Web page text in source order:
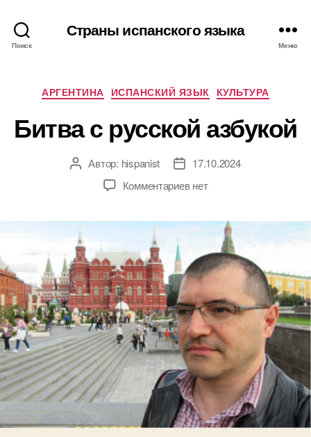
Поиск
Страны испанского языка
Меню
Р
у
б
р
к
и
АРГЕНТИНА ИСПАНСКИЙ ЯЗЫК КУЛЬТУРА
Битва с русской азбукой
А
р
з
а
п
и
с
и
Автор: hispanist
Д
т
з
а
п
и
с
и
17.10.2024
Комментариевк
п
с
и
Б
и
т
в
а
с
р
у
с
с
нет